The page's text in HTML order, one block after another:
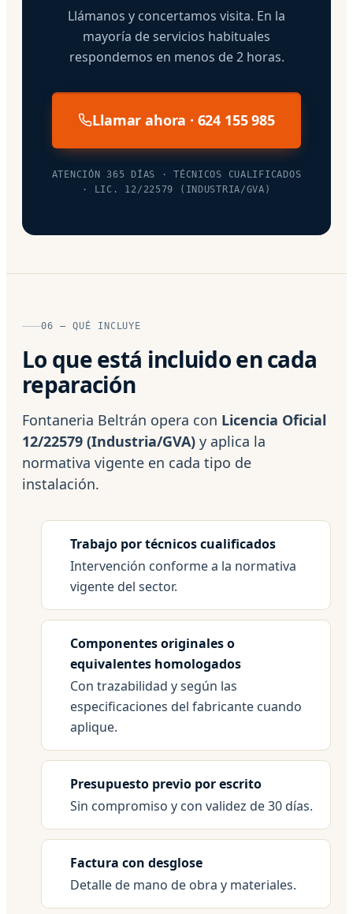
Llámanos y concertamos visita. En la
mayoría de servicios habituales
respondemos en menos de 2 horas.
Llamar ahora · 624 155 985
ATENCIÓN 365 DÍAS · TÉCNICOS CUALIFICADOS
· LIC. 12/22579 (INDUSTRIA/GVA)
06 — QUÉ INCLUYE
Lo que está incluido en cada
reparación
Fontaneria Beltrán opera con Licencia Oficial
12/22579 (Industria/GVA) y aplica la
normativa vigente en cada tipo de
instalación.
Trabajo por técnicos cualificados
Intervención conforme a la normativa
vigente del sector.
Componentes originales o
equivalentes homologados
Con trazabilidad y según las
especificaciones del fabricante cuando
aplique.
Presupuesto previo por escrito
Sin compromiso y con validez de 30 días.
Factura con desglose
Detalle de mano de obra y materiales.